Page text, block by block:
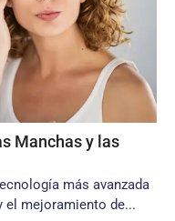
Manchas y las
más avanzada
el mejoramiento de...